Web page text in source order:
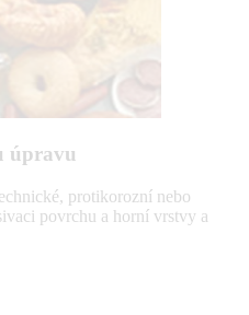
úpravu
protikorozní nebo
povrchu a horní vrstvy a